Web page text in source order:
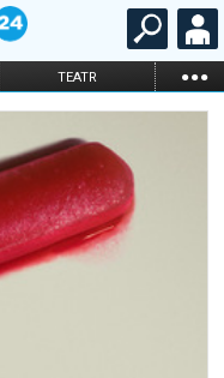
TEATR ...
KARNETY